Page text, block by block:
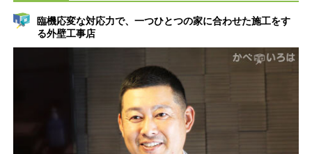
臨機応変な対応力で、一つひとつの家に合わせた施工をす
る外壁工事店